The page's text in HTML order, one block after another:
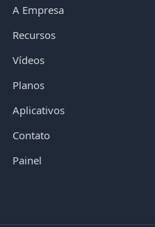
A Empresa
Recursos
Vídeos
Planos
Aplicativos
Contato
Painel